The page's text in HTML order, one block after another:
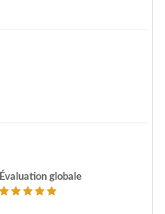
Évaluation globale